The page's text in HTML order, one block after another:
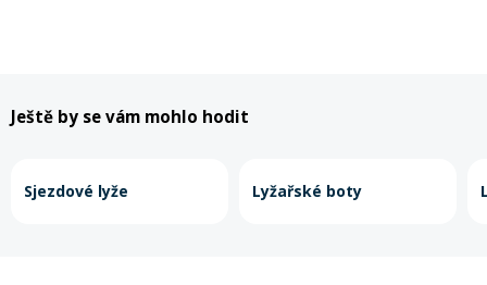
Ještě by se vám mohlo hodit
Sjezdové lyže Lyžařské boty